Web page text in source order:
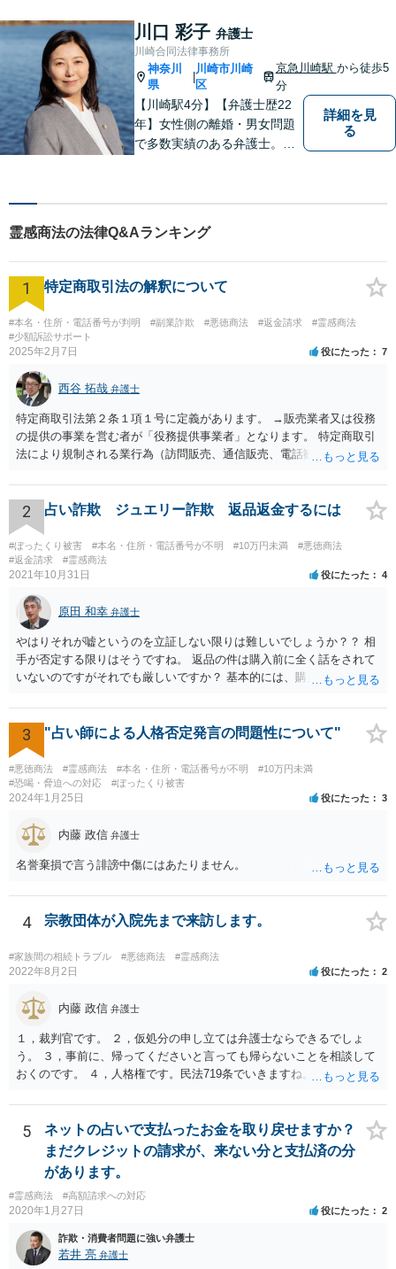
産管財人や成年後見人等、裁
判所から依頼を受ける事件も
多数経験しています。1人で悩
まずに、是非ご相談くださ
い。
川口 彩子 弁護士
川崎合同法律事務所
神奈川
県
川崎市川崎
区
京急川崎駅 から徒歩5
分
【川崎駅4分】【弁護士歴22
年】女性側の離婚・男女問題
で多数実績のある弁護士。画
自覚を持ち、ご一緒に解決へ
ずはお気軽にご相談くださ
い！【子連れ相談OK】
詳細を見
る
霊感商法の法律Q&Aランキング
1 特定商取引法の解釈について
#本名・住所・電話番号が判明 #副業詐欺 #悪徳商法 #返金請求
#霊感商法
#少額訴訟サポート
2025年2月7日 役にたった 7
西谷 拓哉 弁護士
特定商取引法第２条１項１号に定義があります。 →販売業者又は役務
の提供の事業を営む者が「役務提供事業者」となります。 特定商取引
法により規制される業行為（訪問販売、通信販売、電話勧誘販売な
を守る必要があります。
2 占い詐欺 ジュエリー詐欺 返品返金するには
#ぼったくり被害 #本名・住所・電話番号が不明 #10万円未満
#悪徳商法
#返金請求
#霊感商法
2021年10月31日 役にたった 4
原田 和幸 弁護士
やはりそれが嘘というのを立証しない限りは難しいでしょうか？？ 相
手が否定する限りはそうですね。 返品の件は購入前に全く話をされて
いないのですがそれでも厳しいですか？ 基本的には、購入したのであ
3 "占い師による人格否定発言の問題性について"
#悪徳商法 #霊感商法 #本名・住所・電話番号が不明
#10万円未満
#恐喝・脅迫への対応
#ぼったくり被害
2024年1月25日 役にたった 3
内藤 政信 弁護士
名誉棄損で言う誹謗中傷にはあたりません。
4 宗教団体が入院先まで来訪します。
#家族間の相続トラブル #悪徳商法 #霊感商法
2022年8月2日 役にたった 2
内藤 政信 弁護士
１，裁判官です。 ２，仮処分の申し立ては弁護士ならできるでしょ
う。 ３，事前に、帰ってくださいと言っても帰らないことを相談して
おくのです。 ４，人格権です。民法719条でいきますね。 これでおわ
5
ネットの占いで支払ったお金を取り戻せますか？
まだクレジットの請求が、来ない分と支払済の分
があります。
#霊感商法 #高額請求への対応
2020年1月27日 役にたった 2
詐欺・消費者問題に強い弁護士
若井 亮 弁護士